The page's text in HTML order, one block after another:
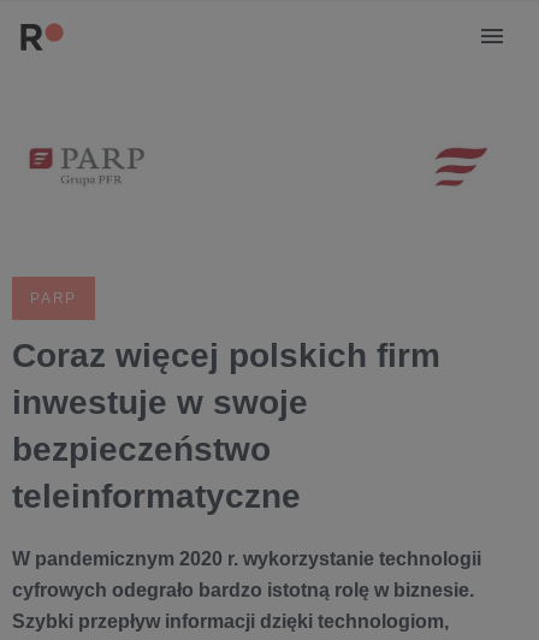
PARP
Coraz więcej polskich firm
inwestuje w swoje
bezpieczeństwo
teleinformatyczne
W pandemicznym 2020 r. wykorzystanie technologii
cyfrowych odegrało bardzo istotną rolę w biznesie.
Szybki przepływ informacji dzięki technologiom,